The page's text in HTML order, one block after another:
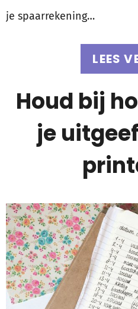
je spaarrekening…
LEES
Houd bij
je